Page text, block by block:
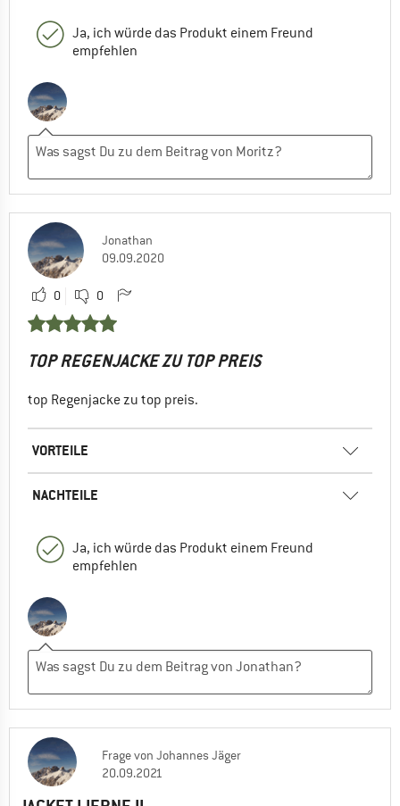
Ja, ich würde das Produkt einem Freund
empfehlen
Jonathan
09.09.2020
0 0
TOP REGENJACKE ZU TOP PREIS
top Regenjacke zu top preis.
VORTEILE
NACHTEILE
Ja, ich würde das Produkt einem Freund
empfehlen
Fragevon Johannes Jäger
20.09.2021